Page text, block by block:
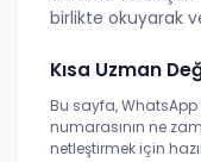
birlikte okuyarak
Kısa Uzman
Bu sayfa,
numarasının ne
netleştirmek için